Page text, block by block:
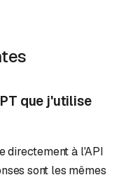
que j'utilise
directement à l'API
sont les mêmes